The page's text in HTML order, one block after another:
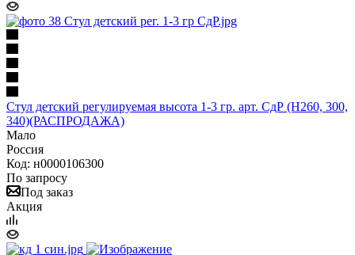
Стул детский регулируемая высота 1-3 гр. арт. СдР (Н260, 300,
340)(РАСПРОДАЖА)
Мало
Россия
Код: н0000106300
По запросу
Под заказ
Акция